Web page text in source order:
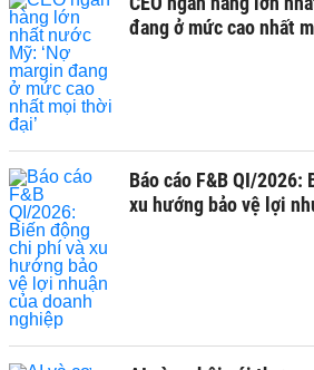
đang ở mức cao nhất
Báo cáo F&B QI/
xu hướng bảo vệ lợi